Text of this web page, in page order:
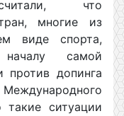
что
многие из
виде спорта,
самой
против допинга
такие ситуации